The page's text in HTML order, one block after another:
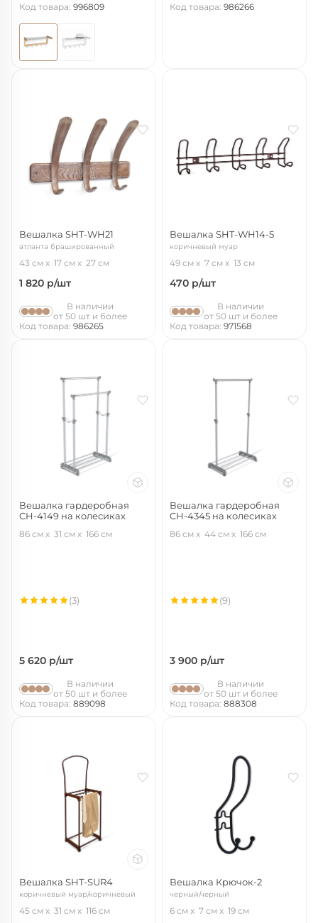
Код товара: 996809
Код товара: 986266
Вешалка SHT-WH21
атланта брашированный
43 см 17 см 27 см
1 820 р/шт
В наличии
от 50 шт и более
Код товара: 986265
Вешалка SHT-WH14-5
коричневый муар
49 см 7 см 13 см
470 р/шт
В наличии
от 50 шт и более
Код товара: 971568
Вешалка гардеробная
CH-4149 на колесиках
86 см 31 см 166 см
5 620 р/шт
(3)
В наличии
от 50 шт и более
Код товара: 889098
Вешалка гардеробная
CH-4345 на колесиках
86 см 44 см 166 см
3 900 р/шт
(9)
В наличии
от 50 шт и более
Код товара: 888308
Вешалка SHT-SUR4
коричневый муар/коричневый
45 см 31 см 116 см
Вешалка Крючок-2
черный/черный
6 см 7 см 19 см